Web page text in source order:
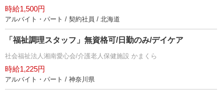
時給1,500円
アルバイト・パート / 契約社員 / 北海道
「福祉調理スタッフ」無資格可/日勤のみ/デイケア
社会福祉法人湘南愛心会/介護老人保健施設 かまくら
時給1,225円
アルバイト・パート / 神奈川県